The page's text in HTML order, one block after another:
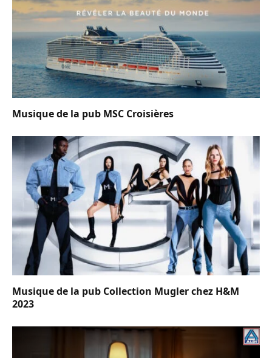
Musique de la pub MSC Croisières
Musique de la pub Collection Mugler chez H&M
2023